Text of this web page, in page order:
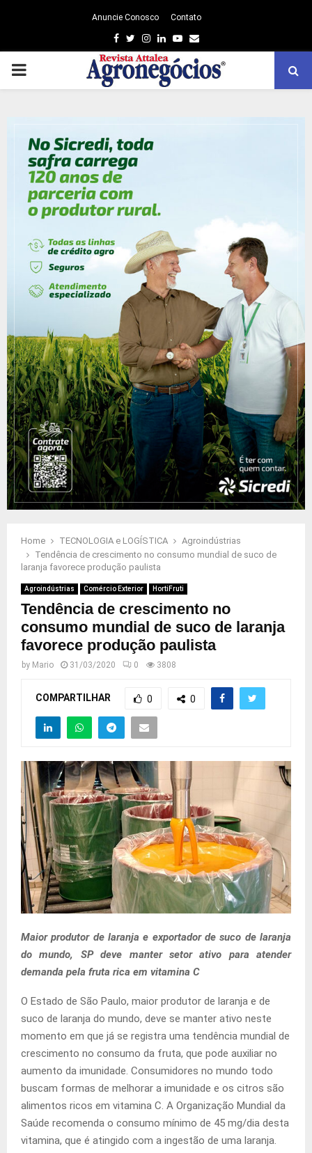
Anuncie Conosco Contato
Facebook
TwitterInstagram
LinkedinYoutube
Email
PRIMARY
Home TECNOLOGIA e LOGÍSTICA
Agroindústrias
Tendência de crescimento no consumo mundial de suco de
laranja favorece produção paulista
Agroindústrias Comércio Exterior HortiFruti
Tendência de crescimento no
consumo mundial de suco de laranja
favorece produção paulista
by Mario 31/03/2020 0 3808
COMPARTILHAR 0 0
Maior produtor de laranja e exportador de suco de laranja
do mundo, SP deve manter setor ativo para atender
demanda pela fruta rica em vitamina C
O Estado de São Paulo, maior produtor de laranja e de
suco de laranja do mundo, deve se manter ativo neste
momento em que já se registra uma tendência mundial de
crescimento no consumo da fruta, que pode auxiliar no
aumento da imunidade. Consumidores no mundo todo
buscam formas de melhorar a imunidade e os citros são
alimentos ricos em vitamina C. A Organização Mundial da
Saúde recomenda o consumo mínimo de 45 mg/dia desta
vitamina, que é atingido com a ingestão de uma laranja.